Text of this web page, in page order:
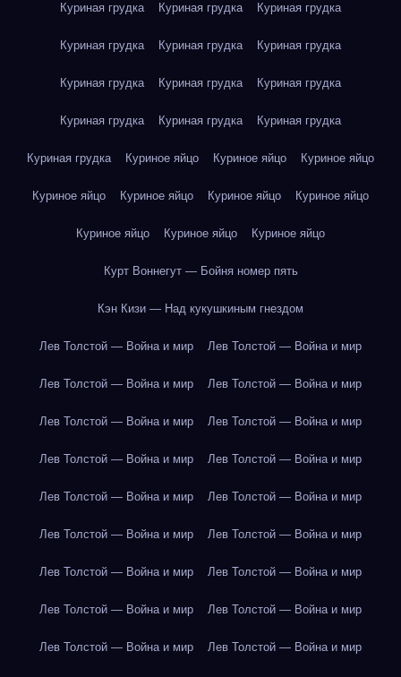
Куриная грудка Куриная грудка Куриная грудка
Куриная грудка Куриная грудка Куриная грудка
Куриная грудка Куриная грудка Куриная грудка
Куриная грудка Куриная грудка Куриная грудка
Куриная грудка Куриное яйцо Куриное яйцо Куриное яйцо
Куриное яйцо Куриное яйцо Куриное яйцо Куриное яйцо
Куриное яйцо Куриное яйцо Куриное яйцо
Курт Воннегут — Бойня номер пять
Кэн Кизи — Над кукушкиным гнездом
Лев Толстой — Война и мир Лев Толстой — Война и мир
Лев Толстой — Война и мир Лев Толстой — Война и мир
Лев Толстой — Война и мир Лев Толстой — Война и мир
Лев Толстой — Война и мир Лев Толстой — Война и мир
Лев Толстой — Война и мир Лев Толстой — Война и мир
Лев Толстой — Война и мир Лев Толстой — Война и мир
Лев Толстой — Война и мир Лев Толстой — Война и мир
Лев Толстой — Война и мир Лев Толстой — Война и мир
Лев Толстой — Война и мир Лев Толстой — Война и мир